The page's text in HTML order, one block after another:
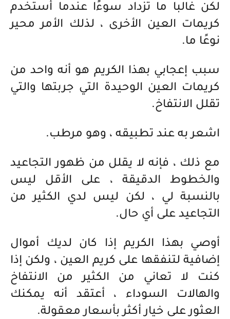
لكن غالبا ما تزداد سوءًا عندما أستخدم
كريمات العين الأخرى ، لذلك الأمر محير
نوعًا ما.
سبب إعجابي بهذا الكريم هو أنه واحد من
كريمات العين الوحيدة التي جربتها والتي
تقلل الانتفاخ.
اشعر به عند تطبيقه ، وهو مرطب.
مع ذلك ، فإنه لا يقلل من ظهور التجاعيد
والخطوط الدقيقة ، على الأقل ليس
بالنسبة لي ، لكن ليس لدي الكثير من
التجاعيد على أي حال.
أوصي بهذا الكريم إذا كان لديك أموال
إضافية لتنفقها على كريم العين ، ولكن إذا
كنت لا تعاني من الكثير من الانتفاخ
والهالات السوداء ، أعتقد أنه يمكنك
العثور على خيار أكثر بأسعار معقولة.